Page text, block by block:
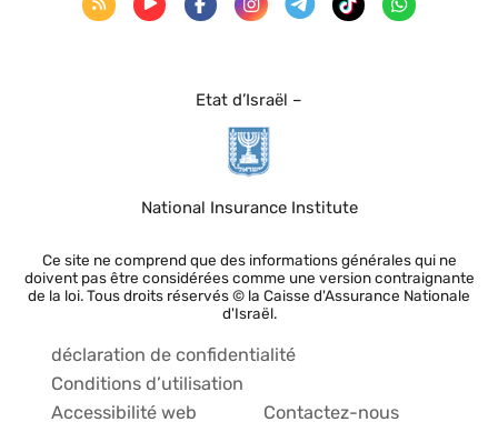
Etat d’Israël –
National Insurance Institute
Ce site ne comprend que des informations générales qui ne
doivent pas être considérées comme une version contraignante
de la loi. Tous droits réservés © la Caisse d'Assurance Nationale
d'Israël.
déclaration de confidentialité
Conditions d’utilisation
Accessibilité web
Contactez-nous